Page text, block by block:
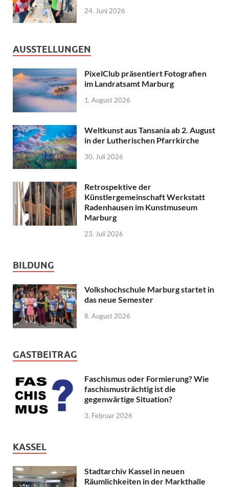
24. Juni 2026
AUSSTELLUNGEN
PixelClub präsentiert Fotografien
im Landratsamt Marburg
1. August 2026
Weltkunst aus Tansania ab 2. August
in der Lutherischen Pfarrkirche
30. Juli 2026
Retrospektive der
Künstlergemeinschaft Werkstatt
Radenhausen im Kunstmuseum
Marburg
23. Juli 2026
BILDUNG
Volkshochschule Marburg startet in
das neue Semester
8. August 2026
GASTBEITRAG
Faschismus oder Formierung? Wie
faschismusträchtig ist die
gegenwärtige Situation?
3. Februar 2026
KASSEL
Stadtarchiv Kassel in neuen
Räumlichkeiten in der Markthalle